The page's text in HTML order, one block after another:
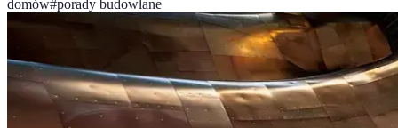
domów#porady budowlane